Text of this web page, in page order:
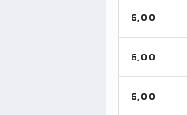
6,00
6,00
6,00